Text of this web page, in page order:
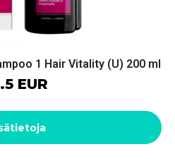
1 Hair Vitality (U) 200 ml
EUR